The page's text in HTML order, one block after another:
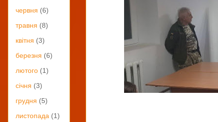
червня (6)
травня (8)
квітня (3)
березня (6)
лютого (1)
січня (3)
грудня (5)
листопада (1)